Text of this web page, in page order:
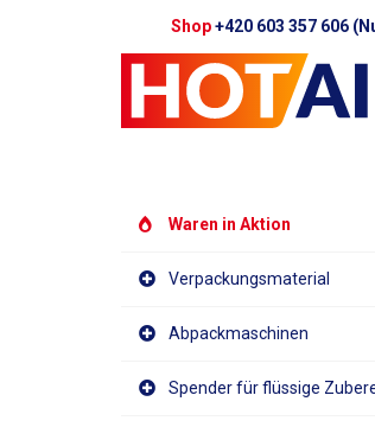
Shop+420 603 357 606
Waren in Aktion
Verpackungsmaterial
Abpackmaschinen
Spender für flüssige